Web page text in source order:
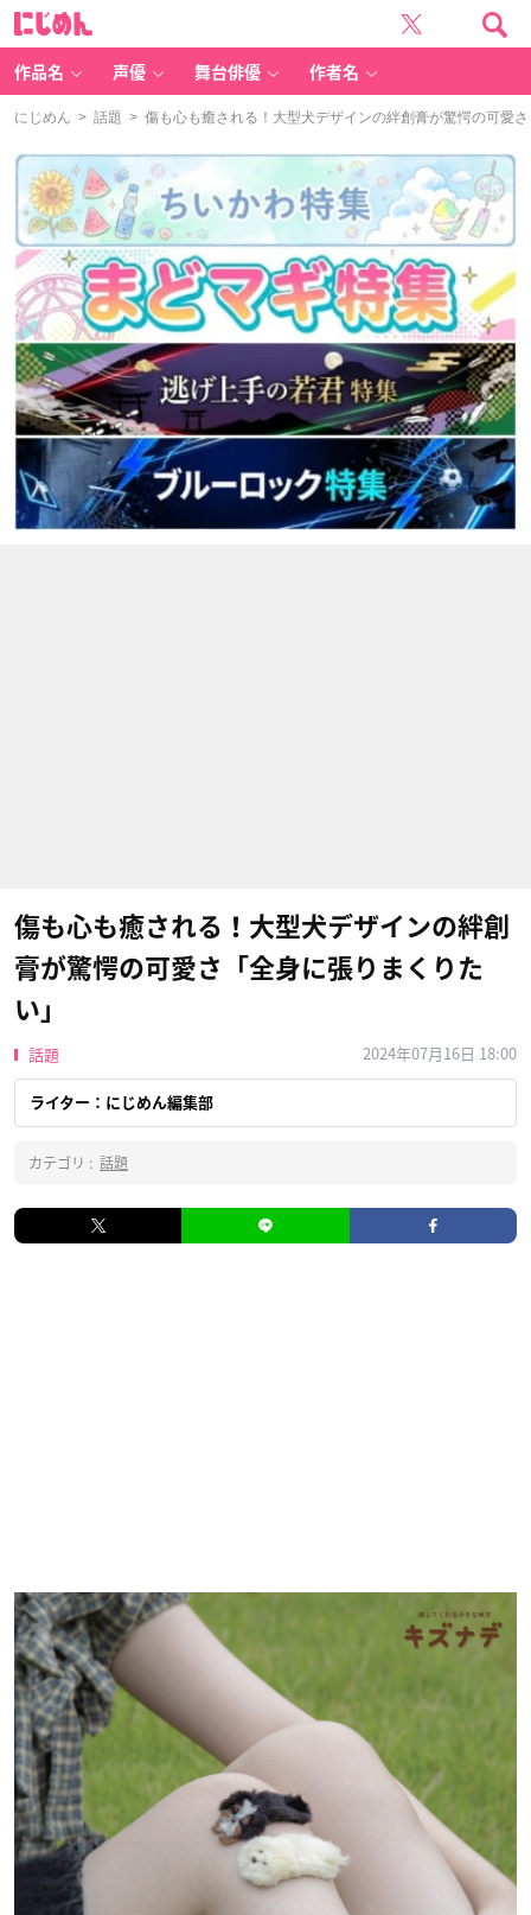
作品名 声優 舞台俳優 作者名
にじめん > 話題 > 傷も心も癒される！大型犬デザインの絆創膏が驚愕の可愛
傷も心も癒される！大型犬デザインの絆創
膏が驚愕の可愛さ「全身に張りまくりた
い」
話題 2024年07月16日 18:00
ライター：にじめん編集部
カテゴリ : 話題